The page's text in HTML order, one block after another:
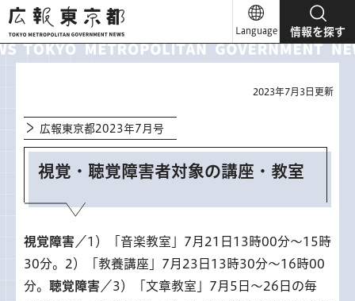
広報東京都
Language 情報を探す
2023年7月3日更新
広報東京都2023年7月号
視覚・聴覚障害者対象の講座・教室
視覚障害 ／1）「音楽教室」7月21日13時00分～15時
30分。2）「教養講座」7月23日13時30分～16時00
分。 聴覚障害 ／3）「文章教室」7月5日～26日の毎